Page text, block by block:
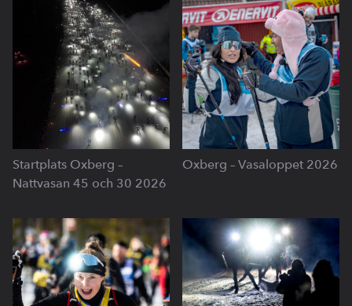
Startplats Oxberg –
Nattvasan 45 och 30 2026
Oxberg – Vasaloppet 2026